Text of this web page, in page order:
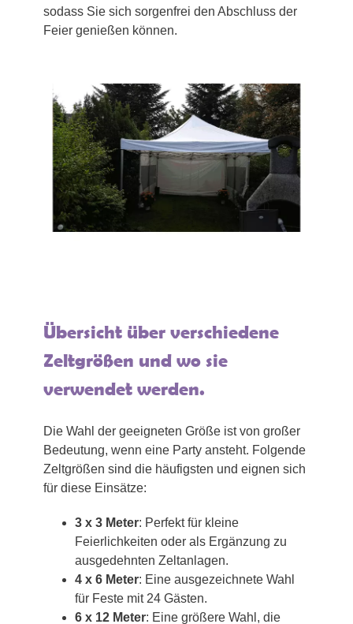
sodass Sie sich sorgenfrei den Abschluss der
Feier genießen können.
Übersicht über verschiedene
Zeltgrößen und wo sie
verwendet werden.
Die Wahl der geeigneten Größe ist von großer
Bedeutung, wenn eine Party ansteht. Folgende
Zeltgrößen sind die häufigsten und eignen sich
für diese Einsätze:
3 x 3 Meter: Perfekt für kleine
Feierlichkeiten oder als Ergänzung zu
ausgedehnten Zeltanlagen.
4 x 6 Meter: Eine ausgezeichnete Wahl
für Feste mit 24 Gästen.
6 x 12 Meter: Eine größere Wahl, die